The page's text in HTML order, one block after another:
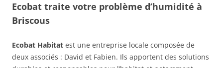
Ecobat traite votre problème d’humidité à
Briscous
Ecobat Habitat est une entreprise locale composée de
deux associés : David et Fabien. Ils apportent des solutions